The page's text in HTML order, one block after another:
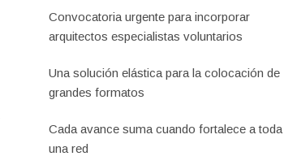
Convocatoria urgente para incorporar
arquitectos especialistas voluntarios
Una solución elástica para la colocación de
grandes formatos
Cada avance suma cuando fortalece a toda
una red